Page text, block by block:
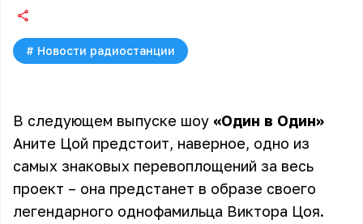
# Новости радиостанции
В следующем выпуске шоу «Один в Один»
Аните Цой предстоит, наверное, одно из
самых знаковых перевоплощений за весь
проект – она предстанет в образе своего
легендарного однофамильца Виктора Цоя.